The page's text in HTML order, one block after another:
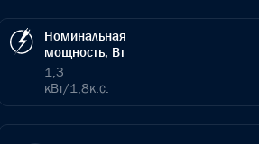
Номинальная
мощность, Вт
1,3
кВт/1,8к.с.